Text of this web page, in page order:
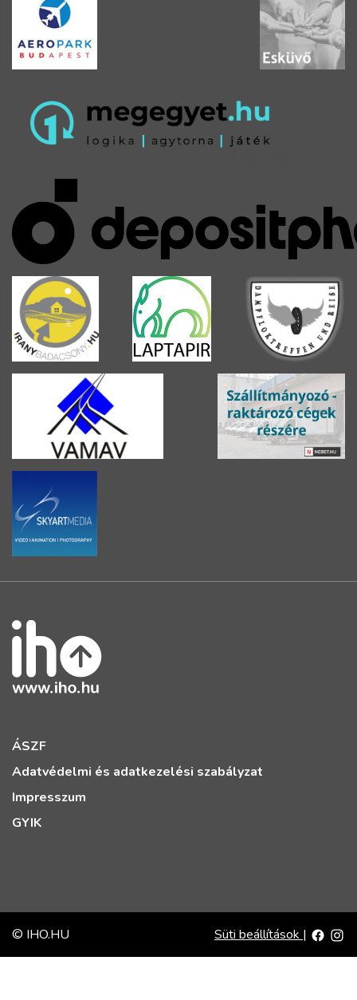
ÁSZF
Adatvédelmi és adatkezelési szabályzat
Impresszum
GYIK
© IHO.HU Süti beállítások |